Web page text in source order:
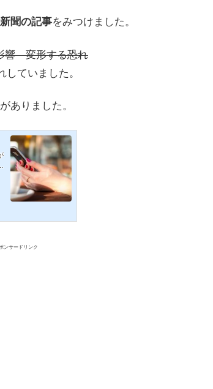
聞の記事をみつけました。
響 変形する恐れ
ていました。
ありました。
ンサードリンク